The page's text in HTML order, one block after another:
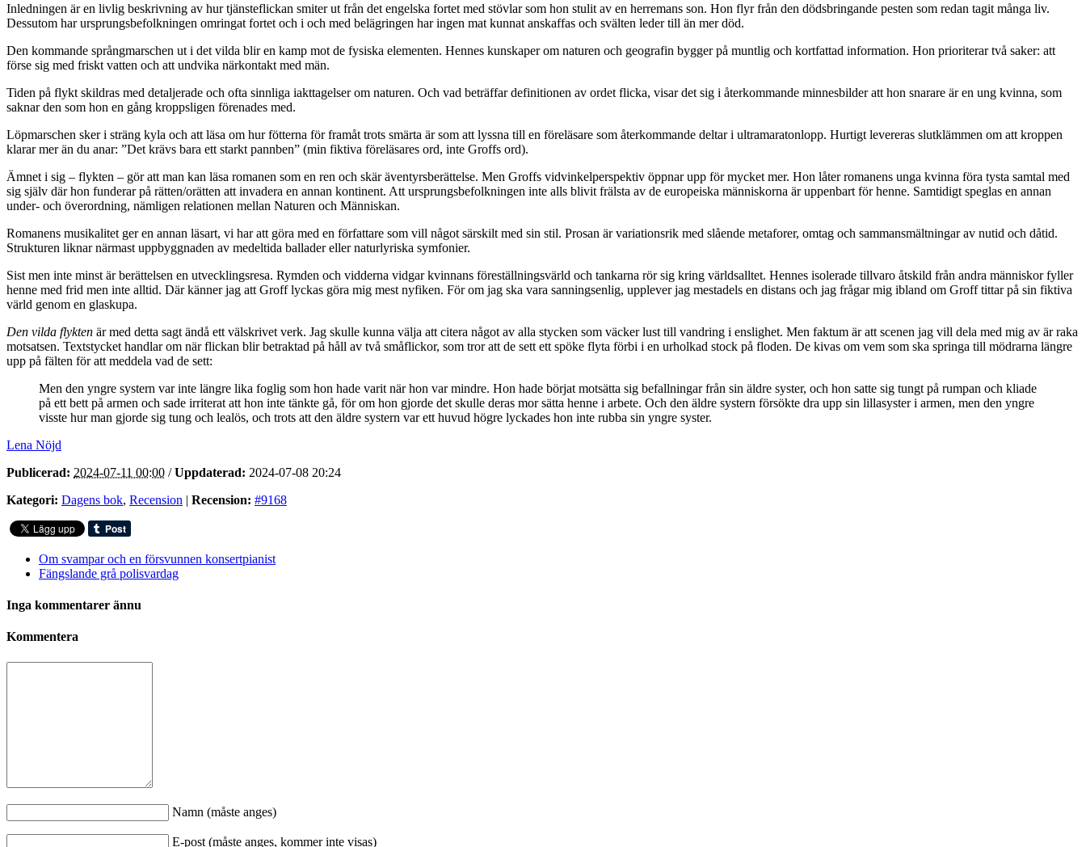
Inledningen är en livlig beskrivning av hur tjänsteflickan smiter ut från det engelska fortet med stövlar som hon stulit av en herremans son. Hon flyr från den dödsbringande pesten som redan tagit många liv.
Dessutom har ursprungsbefolkningen omringat fortet och i och med belägringen har ingen mat kunnat anskaffas och svälten leder till än mer död.
Den kommande språngmarschen ut i det vilda blir en kamp mot de fysiska elementen. Hennes kunskaper om naturen och geografin bygger på muntlig och kortfattad information. Hon prioriterar två saker: att
förse sig med friskt vatten och att undvika närkontakt med män.
Tiden på flykt skildras med detaljerade och ofta sinnliga iakttagelser om naturen. Och vad beträffar definitionen av ordet flicka, visar det sig i återkommande minnesbilder att hon snarare är en ung kvinna, som
saknar den som hon en gång kroppsligen förenades med.
Löpmarschen sker i sträng kyla och att läsa om hur fötterna för framåt trots smärta är som att lyssna till en föreläsare som återkommande deltar i ultramaratonlopp. Hurtigt levereras slutklämmen om att kroppen
klarar mer än du anar: ”Det krävs bara ett starkt pannben” (min fiktiva föreläsares ord, inte Groffs ord).
Ämnet i sig – flykten – gör att man kan läsa romanen som en ren och skär äventyrsberättelse. Men Groffs vidvinkelperspektiv öppnar upp för mycket mer. Hon låter romanens unga kvinna föra tysta samtal med
sig själv där hon funderar på rätten/orätten att invadera en annan kontinent. Att ursprungsbefolkningen inte alls blivit frälsta av de europeiska människorna är uppenbart för henne. Samtidigt speglas en annan
under- och överordning, nämligen relationen mellan Naturen och Människan.
Romanens musikalitet ger en annan läsart, vi har att göra med en författare som vill något särskilt med sin stil. Prosan är variationsrik med slående metaforer, omtag och sammansmältningar av nutid och dåtid.
Strukturen liknar närmast uppbyggnaden av medeltida ballader eller naturlyriska symfonier.
Sist men inte minst är berättelsen en utvecklingsresa. Rymden och vidderna vidgar kvinnans föreställningsvärld och tankarna rör sig kring världsalltet. Hennes isolerade tillvaro åtskild från andra människor fyller
henne med frid men inte alltid. Där känner jag att Groff lyckas göra mig mest nyfiken. För om jag ska vara sanningsenlig, upplever jag mestadels en distans och jag frågar mig ibland om Groff tittar på sin fiktiva
värld genom en glaskupa.
Den vilda flykten är med detta sagt ändå ett välskrivet verk. Jag skulle kunna välja att citera något av alla stycken som väcker lust till vandring i enslighet. Men faktum är att scenen jag vill dela med mig av är raka
motsatsen. Textstycket handlar om när flickan blir betraktad på håll av två småflickor, som tror att de sett ett spöke flyta förbi i en urholkad stock på floden. De kivas om vem som ska springa till mödrarna längre
upp på fälten för att meddela vad de sett:
Men den yngre systern var inte längre lika foglig som hon hade varit när hon var mindre. Hon hade börjat motsätta sig befallningar från sin äldre syster, och hon satte sig tungt på rumpan och kliade
på ett bett på armen och sade irriterat att hon inte tänkte gå, för om hon gjorde det skulle deras mor sätta henne i arbete. Och den äldre systern försökte dra upp sin lillasyster i armen, men den yngre
visste hur man gjorde sig tung och lealös, och trots att den äldre systern var ett huvud högre lyckades hon inte rubba sin yngre syster.
Lena Nöjd
Publicerad: 2024-07-11 00:00 /Uppdaterad: 2024-07-08 20:24
Kategori: Dagens bok, Recension | Recension: #9168
Om svampar och en försvunnen konsertpianist
Fängslande grå polisvardag
Inga kommentarer ännu
Kommentera
Namn (måste anges)
E-post (måste anges, kommer inte visas)